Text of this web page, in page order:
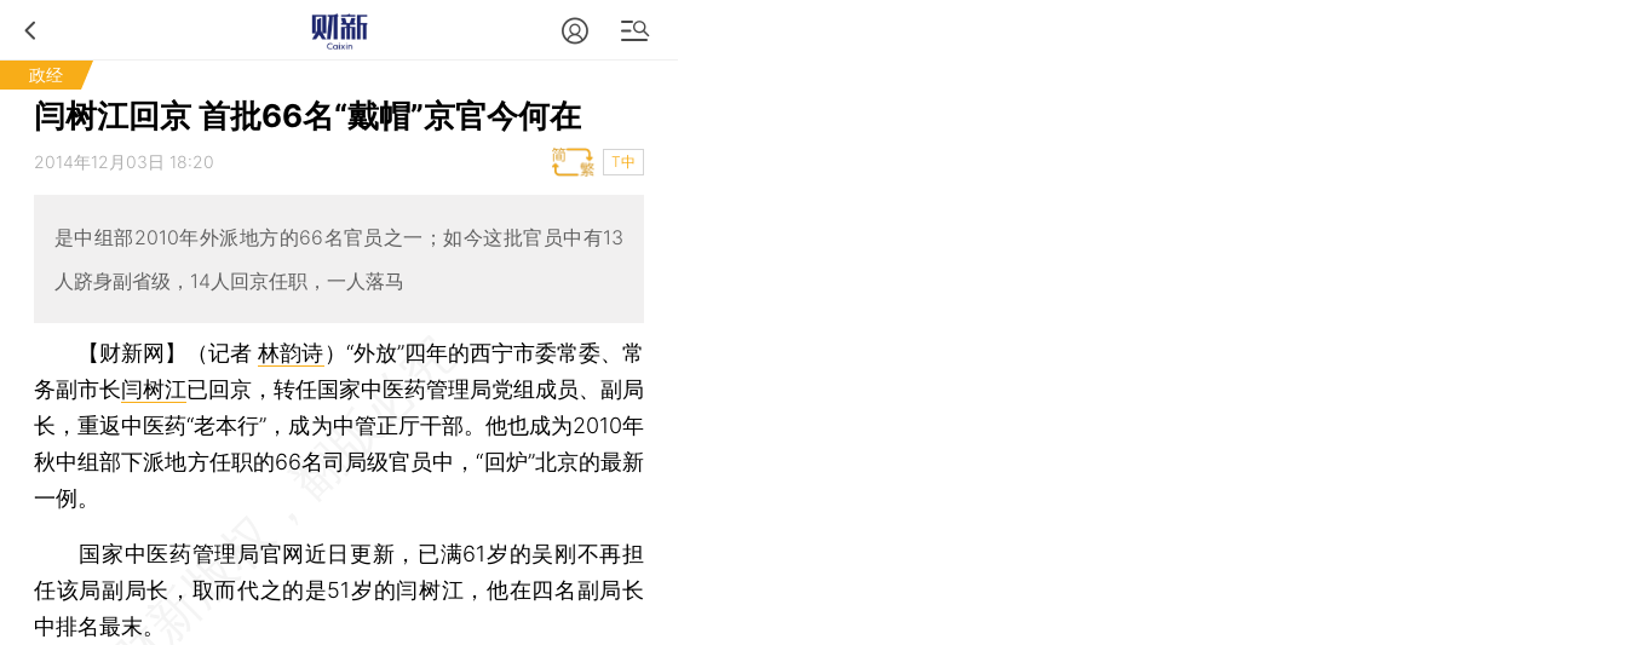
政经
闫树江回京 首批66名“戴帽”京官今何在
2014年12月03日 18:20 T中
是中组部2010年外派地方的66名官员之一；如今这批官员中有13
人跻身副省级，14人回京任职，一人落马
【财新网】（记者林韵诗） “外放”四年的西宁市委常委、常
务副市长闫树江已回京，转任国家中医药管理局党组成员、副局
长，重返中医药“老本行”，成为中管正厅干部。他也成为2010年
秋中组部下派地方任职的66名司局级官员中，“回炉”北京的最新
一例。
国家中医药管理局官网近日更新，已满61岁的吴刚不再担
任该局副局长，取而代之的是51岁的闫树江，他在四名副局长
中排名最末。